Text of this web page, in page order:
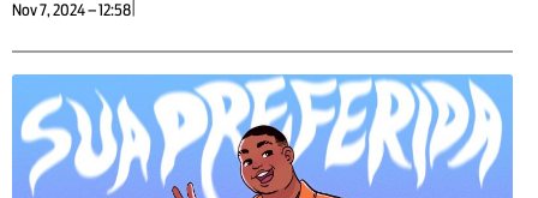
Nov 7, 2024 – 12:58